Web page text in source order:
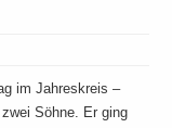
im Jahreskreis –
Söhne. Er ging